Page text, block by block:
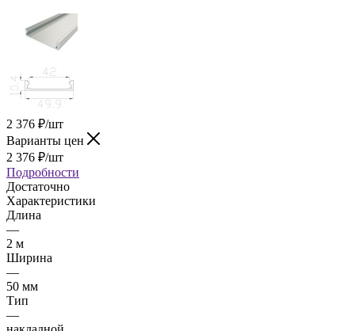
2 376 ₽/шт
Варианты цен
2 376 ₽/шт
Подробности
Достаточно
Характеристики
Длина
—
2 м
Ширина
—
50 мм
Тип
—